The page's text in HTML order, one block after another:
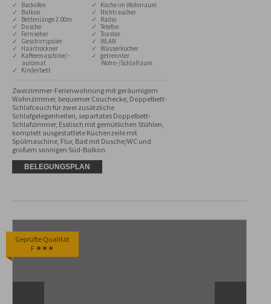
✓ Backofen
✓ Balkon
✓ Bettenlänge 2.00m
✓ Dusche
✓ Fernseher
✓ Geschirrspüler
✓ Haartrockner
✓ Kaffeemaschine/ -
automat
✓ Kinderbett
✓ Küche im Wohnraum
✓ Nichtraucher
✓ Radio
✓ Telefon
✓ Toaster
✓ WLAN
✓ Wasserkocher
✓ getrennter
Wohn-/Schlafraum
Zweizimmer-Ferienwohnung mit geräumigem
Wohnzimmer, bequemer Couchecke, Doppelbett-
Schlafcouch für zwei zusätzliche
Schlafgelegenheiten, separtates Doppelbett-
Schlafzimmer, Esstisch mit gemütlichen Stühlen,
komplett ausgestattete Küchenzeile mit
Spülmaschine, Flur, Bad mit Dusche/WC und
großem sonnigen Süd-Balkon
BELEGUNGSPLAN
Geprüfte Qualität
F ✷✷✷